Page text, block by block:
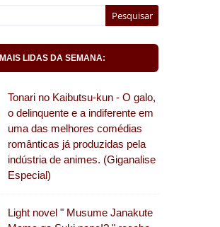
MAIS LIDAS DA SEMANA:
Tonari no Kaibutsu-kun - O galo,
o delinquente e a indiferente em
uma das melhores comédias
românticas já produzidas pela
indústria de animes. (Giganalise
Especial)
Light novel " Musume Janakute